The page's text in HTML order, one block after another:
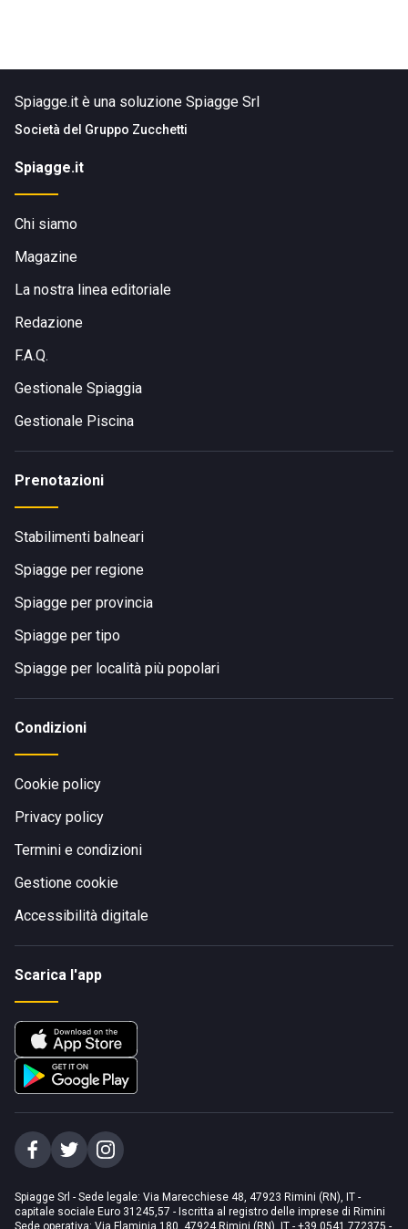
Spiagge.it è una soluzione Spiagge Srl
Società del Gruppo Zucchetti
Spiagge.it
Chi siamo
Magazine
La nostra linea editoriale
Redazione
F.A.Q.
Gestionale Spiaggia
Gestionale Piscina
Prenotazioni
Stabilimenti balneari
Spiagge per regione
Spiagge per provincia
Spiagge per tipo
Spiagge per località più popolari
Condizioni
Cookie policy
Privacy policy
Termini e condizioni
Gestione cookie
Accessibilità digitale
Scarica l'app
Spiagge Srl - Sede legale: Via Marecchiese 48, 47923 Rimini (RN), IT -
capitale sociale Euro 31245,57 - Iscritta al registro delle imprese di Rimini
Sede operativa: Via Flaminia 180, 47924 Rimini (RN), IT - +39 0541 772375 -